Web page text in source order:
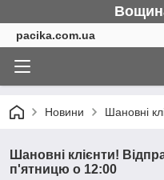
pacika.com.ua
Новини Шановні
Шановні клієнти!
п'ятницю о 12:00